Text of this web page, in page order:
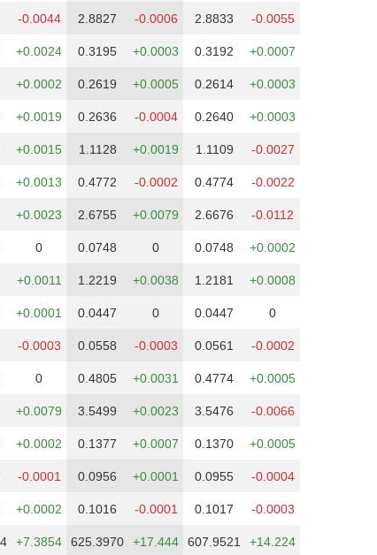
-0.0044 2.8827 -0.0006 2.8833 -0.0055
+0.0024 0.3195 +0.0003 0.3192 +0.0007
+0.0002 0.2619 +0.0005 0.2614 +0.0003
+0.0019 0.2636 -0.0004 0.2640 +0.0003
+0.0015 1.1128 +0.0019 1.1109 -0.0027
+0.0013 0.4772 -0.0002 0.4774 -0.0022
+0.0023 2.6755 +0.0079 2.6676 -0.0112
0 0.0748 0 0.0748 +0.0002
+0.0011 1.2219 +0.0038 1.2181 +0.0008
+0.0001 0.0447 0 0.0447 0
-0.0003 0.0558 -0.0003 0.0561 -0.0002
0 0.4805 +0.0031 0.4774 +0.0005
+0.0079 3.5499 +0.0023 3.5476 -0.0066
+0.0002 0.1377 +0.0007 0.1370 +0.0005
-0.0001 0.0956 +0.0001 0.0955 -0.0004
+0.0002 0.1016 -0.0001 0.1017 -0.0003
+7.3854 625.3970 +17.444 607.9521 +14.224